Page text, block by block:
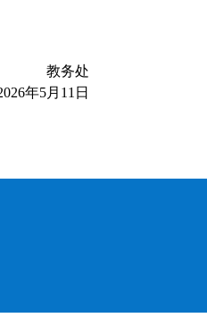
教务处
年5月 11 日